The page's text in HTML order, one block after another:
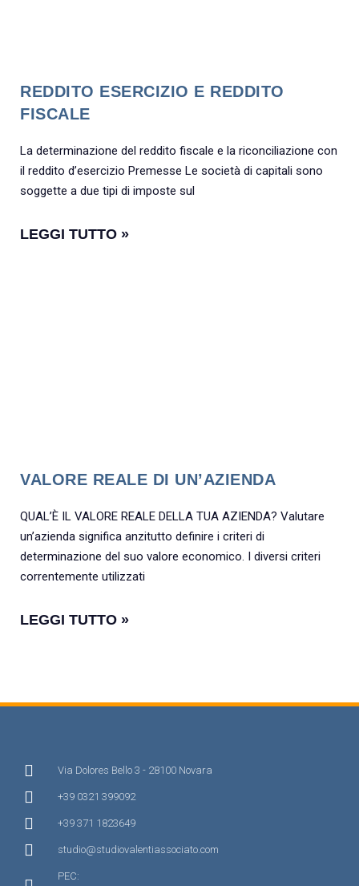
REDDITO ESERCIZIO E REDDITO
FISCALE
La determinazione del reddito fiscale e la riconciliazione con
il reddito d’esercizio Premesse Le società di capitali sono
soggette a due tipi di imposte sul
LEGGI TUTTO »
VALORE REALE DI UN’AZIENDA
QUAL’È IL VALORE REALE DELLA TUA AZIENDA? Valutare
un’azienda significa anzitutto definire i criteri di
determinazione del suo valore economico. I diversi criteri
correntemente utilizzati
LEGGI TUTTO »
Via Dolores Bello 3 - 28100 Novara
+39 0321 399092
+39 371 1823649
studio@studiovalentiassociato.com
PEC: